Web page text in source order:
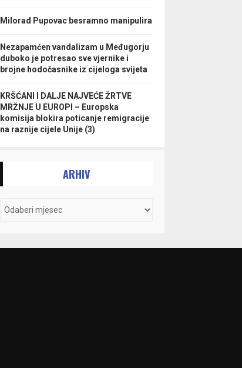
Milorad Pupovac besramno manipulira
Nezapamćen vandalizam u Međugorju
duboko je potresao sve vjernike i
brojne hodočasnike iz cijeloga svijeta
KRŠĆANI I DALJE NAJVEĆE ŽRTVE
MRŽNJE U EUROPI – Europska
komisija blokira poticanje remigracije
na raznije cijele Unije (3)
ARHIV